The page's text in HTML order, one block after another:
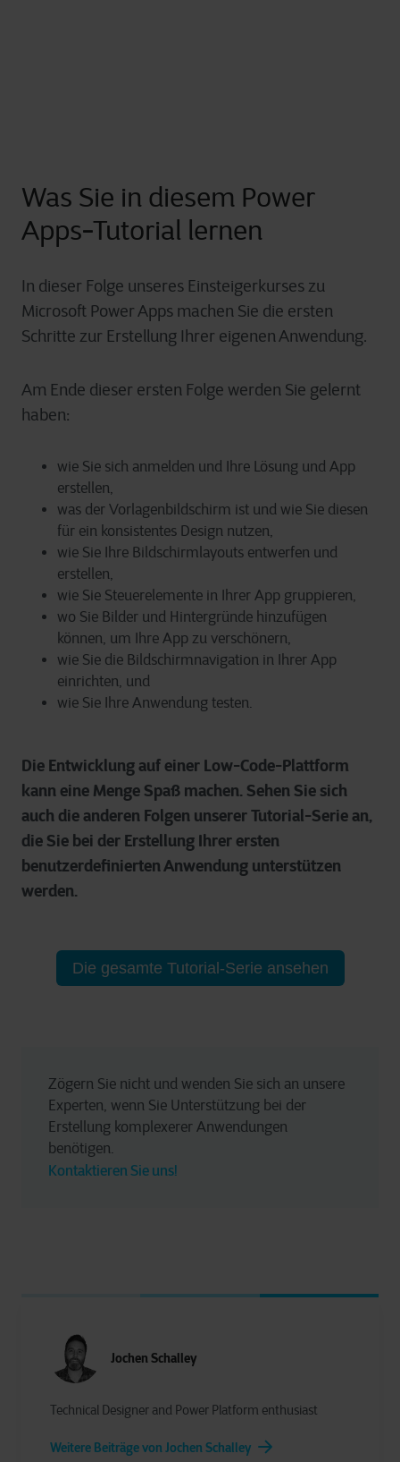
Was Sie in diesem Power
Apps-Tutorial lernen
In dieser Folge unseres Einsteigerkurses zu
Microsoft Power Apps machen Sie die ersten
Schritte zur Erstellung Ihrer eigenen Anwendung.
Am Ende dieser ersten Folge werden Sie gelernt
haben:
wie Sie sich anmelden und Ihre Lösung und App
erstellen,
was der Vorlagenbildschirm ist und wie Sie diesen
für ein konsistentes Design nutzen,
wie Sie Ihre Bildschirmlayouts entwerfen und
erstellen,
wie Sie Steuerelemente in Ihrer App gruppieren,
wo Sie Bilder und Hintergründe hinzufügen
können, um Ihre App zu verschönern,
wie Sie die Bildschirmnavigation in Ihrer App
einrichten, und
wie Sie Ihre Anwendung testen.
Die Entwicklung auf einer Low-Code-Plattform
kann eine Menge Spaß machen. Sehen Sie sich
auch die anderen Folgen unserer Tutorial-Serie an,
die Sie bei der Erstellung Ihrer ersten
benutzerdefinierten Anwendung unterstützen
werden.
Die gesamte Tutorial-Serie ansehen
Zögern Sie nicht und wenden Sie sich an unsere
Experten, wenn Sie Unterstützung bei der
Erstellung komplexerer Anwendungen
benötigen.
Kontaktieren Sie uns!
Jochen Schalley
Technical Designer and Power Platform enthusiast
Weitere Beiträge von Jochen Schalley